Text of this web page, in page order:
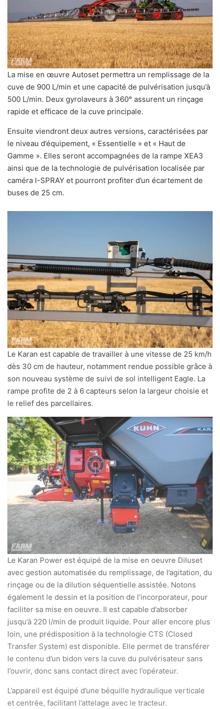
La mise en œuvre Autoset permettra un remplissage de la
cuve de 900 L/min et une capacité de pulvérisation jusqu’à
500 L/min. Deux gyrolaveurs à 360° assurent un rinçage
rapide et efficace de la cuve principale.
Ensuite viendront deux autres versions, caractérisées par
le niveau d’équipement, « Essentielle » et « Haut de
Gamme ». Elles seront accompagnées de la rampe XEA3
ainsi que de la technologie de pulvérisation localisée par
caméra I-SPRAY et pourront profiter d’un écartement de
buses de 25 cm.
Le Karan est capable de travailler à une vitesse de 25 km/h
dès 30 cm de hauteur, notamment rendue possible grâce à
son nouveau système de suivi de sol intelligent Eagle. La
rampe profite de 2 à 6 capteurs selon la largeur choisie et
le relief des parcellaires.
Le Karan Power est équipé de la mise en oeuvre Diluset
avec gestion automatisée du remplissage, de l’agitation, du
rinçage ou de la dilution séquentielle assistée. Notons
également le dessin et la position de l’incorporateur, pour
faciliter sa mise en oeuvre. Il est capable d’absorber
jusqu’à 220 l/min de produit liquide. Pour aller encore plus
loin, une prédisposition à la technologie CTS (Closed
Transfer System) est disponible. Elle permet de transférer
le contenu d’un bidon vers la cuve du pulvérisateur sans
l’ouvrir, donc sans contact direct avec l’opérateur.
L’appareil est équipé d’une béquille hydraulique verticale
et centrée, facilitant l’attelage avec le tracteur.